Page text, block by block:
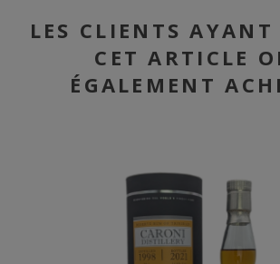
LES CLIENTS AYANT
CET ARTICLE
ÉGALEMENT